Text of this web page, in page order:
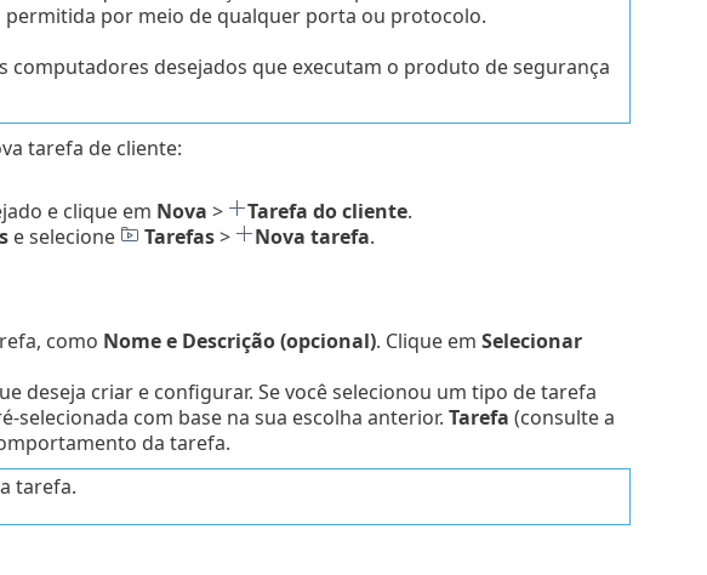
permitida por meio de qualquer porta ou protocolo.
computadores desejados que executam o produto de segurança
tarefa de cliente:
e clique em Nova > Tarefa do cliente.
e selecione Tarefas> Nova tarefa.
como Nome e Descrição (opcional). Clique em Selecionar
deseja criar e configurar. Se você selecionou um tipo de tarefa
selecionada com base na sua escolha anterior. Tarefa (consulte a
da tarefa.
tarefa.